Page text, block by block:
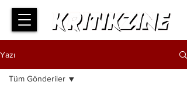
Yazı
Tüm Gönderiler